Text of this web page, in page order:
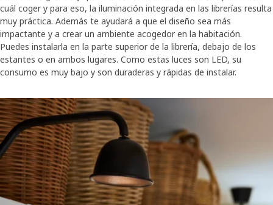
cuál coger y para eso, la iluminación integrada en las librerías resulta
muy práctica. Además te ayudará a que el diseño sea más
impactante y a crear un ambiente acogedor en la habitación.
Puedes instalarla en la parte superior de la librería, debajo de los
estantes o en ambos lugares. Como estas luces son LED, su
consumo es muy bajo y son duraderas y rápidas de instalar.